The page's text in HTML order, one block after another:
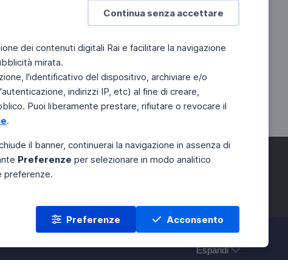
Continua senza accettare
dei contenuti digitali Rai e facilitare la navigazione
mirata.
l'identificativo del dispositivo, archiviare e/o
indirizzi IP, etc) al fine di creare,
Puoi liberamente prestare, rifiutare o revocare il
.
il banner, continuerai la navigazione in assenza di
Preferenze per selezionare in modo analitico
preferenze.
Preferenze Acconsento